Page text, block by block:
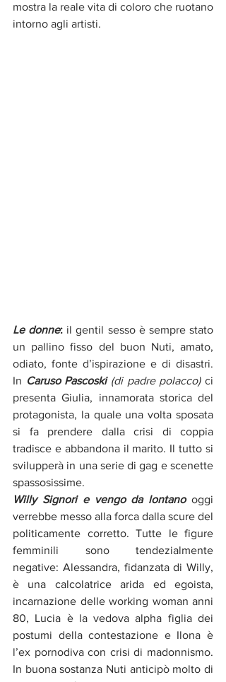
mostra la reale vita di coloro che ruotano
intorno agli artisti.
Le donne: il gentil sesso è sempre stato
un pallino fisso del buon Nuti, amato,
odiato, fonte d’ispirazione e di disastri.
In Caruso Pascoski (di padre polacco) ci
presenta Giulia, innamorata storica del
protagonista, la quale una volta sposata
si fa prendere dalla crisi di coppia
tradisce e abbandona il marito. Il tutto si
svilupperà in una serie di gag e scenette
spassosissime.
Willy Signori e vengo da lontano oggi
verrebbe messo alla forca dalla scure del
politicamente corretto. Tutte le figure
femminili sono tendezialmente
negative: Alessandra, fidanzata di Willy,
è una calcolatrice arida ed egoista,
incarnazione delle working woman anni
80, Lucia è la vedova alpha figlia dei
postumi della contestazione e Ilona è
l’ex pornodiva con crisi di madonnismo.
In buona sostanza Nuti anticipò molto di